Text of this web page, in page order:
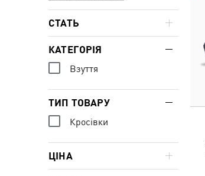
СТАТЬ
КАТЕГОРІЯ
Взуття
ТИП ТОВАРУ
Кросівки
ЦІНА